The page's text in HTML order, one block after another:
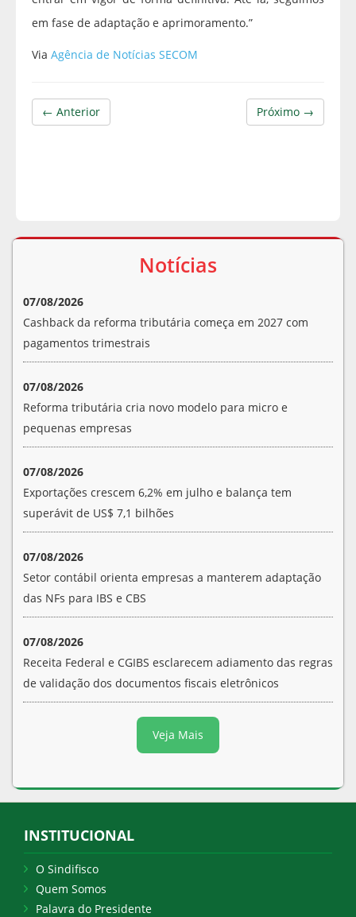
em fase de adaptação e aprimoramento.”
Via Agência de Notícias SECOM
Próximo →
← Anterior
Notícias
07/08/2026
Cashback da reforma tributária começa em 2027 com
pagamentos trimestrais
07/08/2026
Reforma tributária cria novo modelo para micro e
pequenas empresas
07/08/2026
Exportações crescem 6,2% em julho e balança tem
superávit de US$ 7,1 bilhões
07/08/2026
Setor contábil orienta empresas a manterem adaptação
das NFs para IBS e CBS
07/08/2026
Receita Federal e CGIBS esclarecem adiamento das regras
de validação dos documentos fiscais eletrônicos
Veja Mais
INSTITUCIONAL
O Sindifisco
Quem Somos
Palavra do Presidente